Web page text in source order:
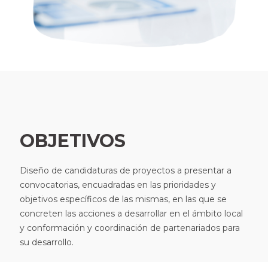
OBJETIVOS
Diseño de candidaturas de proyectos a presentar a
convocatorias, encuadradas en las prioridades y
objetivos específicos de las mismas, en las que se
concreten las acciones a desarrollar en el ámbito local
y conformación y coordinación de partenariados para
su desarrollo.